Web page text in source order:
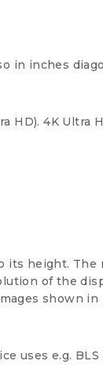
in inches
HD). 4K Ultra
height.
of the
shown in
uses e.g. BLS